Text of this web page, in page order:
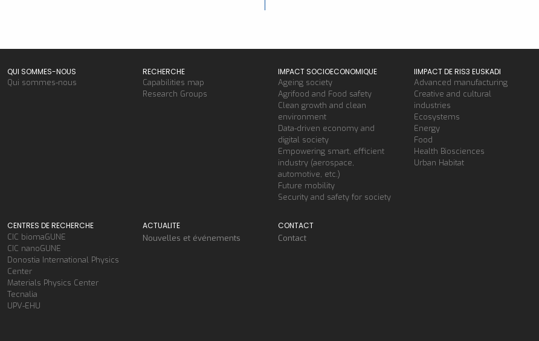
QUI SOMMES-NOUS
Qui sommes-nous
RECHERCHE
Capabilities map
Research Groups
CENTRES DE RECHERCHE
CIC biomaGUNE
CIC nanoGUNE
Donostia International Physics
Center
Materials Physics Center
Tecnalia
UPV-EHU
IMPACT SOCIOECONOMIQUE
Ageing society
Agrifood and Food safety
Clean growth and clean
environment
Data-driven economy and
digital society
Empowering smart, efficient
industry (aerospace,
automotive, etc.)
Future mobility
Security and safety for society
IIMPACT DE RIS3 EUSKADI
Advanced manufacturing
Creative and cultural
industries
Ecosystems
Energy
Food
Health Biosciences
Urban Habitat
ACTUALITE
Nouvelles et événements
CONTACT
Contact